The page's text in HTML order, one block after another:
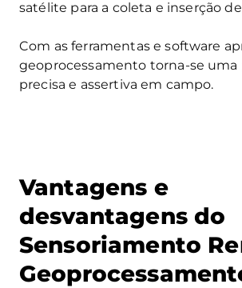
satélite para a coleta e inserção
Com as ferramentas e software
geoprocessamento torna-se uma
precisa e assertiva em campo.
Vantagens e
desvantagens do
Sensoriamento